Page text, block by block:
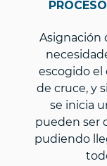
Asignación
escogido el
de cruce, y
se inicia
pueden ser
pudiendo